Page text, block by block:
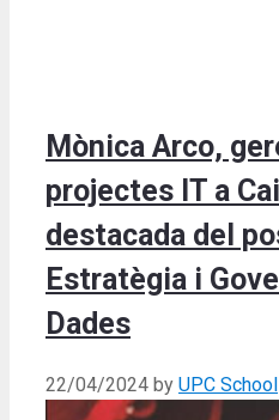
Mònica Arco,
projectes IT a
destacada del
Estratègia i
Dades
22/04/2024 by UPC School